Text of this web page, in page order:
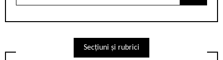
Secțiuni și rubrici